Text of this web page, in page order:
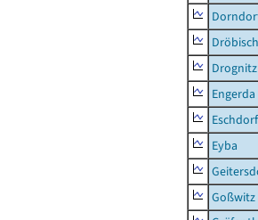
Drognitz
Engerda
Eschdorf
Eyba
Goßwitz